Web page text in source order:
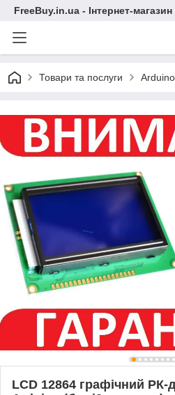
FreeBuy.in.ua - Інтернет-магазин
Товари та послуги Arduino
LCD 12864 графічний